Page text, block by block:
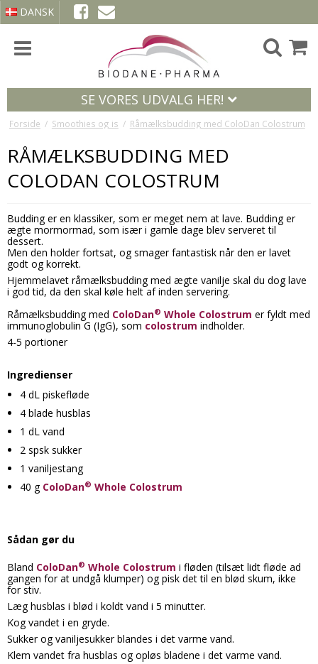
DANSK
SE VORES UDVALG HER!
Forside / Smoothies og is / Råmælksbudding med ColoDan Colostrum
RÅMÆLKSBUDDING MED
COLODAN COLOSTRUM
Budding er en klassiker, som er meget nem at lave. Budding er
ægte mormormad, som især i gamle dage blev serveret til
dessert.
Men den holder fortsat, og smager fantastisk når den er lavet
godt og korrekt.
Hjemmelavet råmælksbudding med ægte vanilje skal du dog lave
i god tid, da den skal køle helt af inden servering.
Råmælksbudding med ColoDan® Whole Colostrum er fyldt med
immunoglobulin G (IgG), som colostrum indholder.
4-5 portioner
Ingredienser
4 dL piskefløde
4 blade husblas
1 dL vand
2 spsk sukker
1 vaniljestang
40 g ColoDan® Whole Colostrum
Sådan gør du
Bland ColoDan® Whole Colostrum i fløden (tilsæt lidt fløde ad
gangen for at undgå klumper) og pisk det til en blød skum, ikke
for stiv.
Læg husblas i blød i koldt vand i 5 minutter.
Kog vandet i en gryde.
Sukker og vaniljesukker blandes i det varme vand.
Klem vandet fra husblas og opløs bladene i det varme vand.